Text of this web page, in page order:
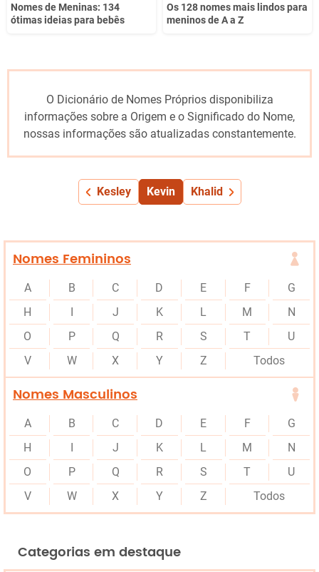
Nomes de Meninas: 134
ótimas ideias para bebês
Os 128 nomes mais lindos para
meninos de A a Z
O Dicionário de Nomes Próprios disponibiliza
informações sobre a Origem e o Significado do Nome,
nossas informações são atualizadas constantemente.
Kesley Kevin Khalid
Nomes Femininos
A B C D E F
G
H
I J K L M
N
O
P Q R S T
U
V
W X Y Z Todos
Nomes Masculinos
A B C D E F
G
H
I J K L M
N
O
P Q R S T
U
V
W X Y Z Todos
Categorias em destaque